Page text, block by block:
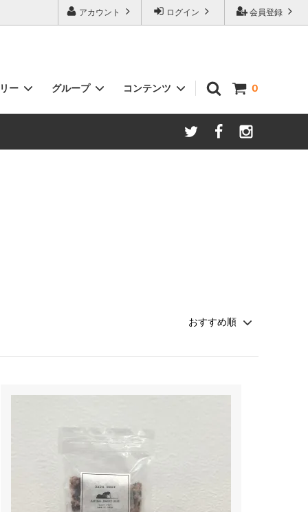
会員登録
ログイン
アカウント
0
ー
贈るSTYLE（ギフト商品）
グループ コンテンツ
クミスタイル消臭物語shoes